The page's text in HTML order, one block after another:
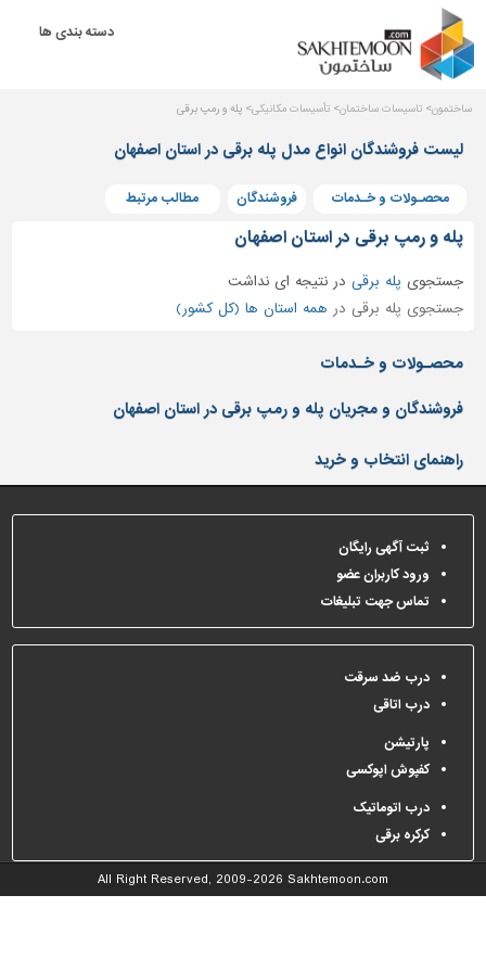
دسته بندی ها
دکوراسیون
داخلی
بتن
فراورده
بتنی
درب
پنجره
مصالح
نرده
حفاظ
دیوارپوش،
کفپوش
و
سنگ
سرویس
بهداشتی
و
ماشین
آلات
برقی،روشنایی،ایمنی
محوطه
سازی
و
ساختمون تاسیسات ساختمان تأسیسات مکانیکی پله و رمپ برقی
لیست فروشندگان انواع مدل پله برقی در استان اصفهان
محصـولات و خـدمات فروشندگان مطالب مرتبط
پله و رمپ برقی در استان اصفهان
جستجوی پله برقی درنتیجه ای نداشت
جستجوی پله برقی در همه استان ها (کل کشور)
محصـولات و خـدمات
فروشندگان و مجریان پله و رمپ برقی در استان اصفهان
راهنمای انتخاب و خرید
ثبت آگهی رایگان
ورود کاربران عضو
تماس جهت تبلیغات
درب ضد سرقت
درب اتاقی
پارتیشن
کفپوش اپوکسی
درب اتوماتیک
کرکره برقی
All Right Reserved, 2009-2026 Sakhtemoon.com